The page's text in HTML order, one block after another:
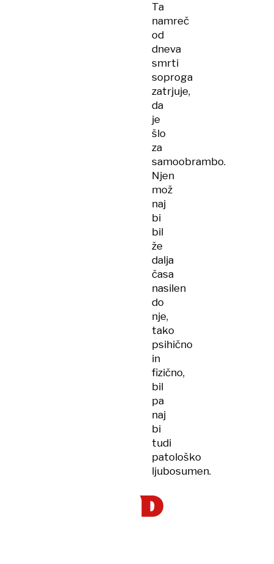
Ta
namreč
od
dneva
smrti
soproga
zatrjuje,
da
je
šlo
za
samoobrambo.
Njen
mož
naj
bi
bil
že
dalja
časa
nasilen
do
nje,
tako
psihično
in
fizično,
bil
pa
naj
bi
tudi
patološko
ljubosumen.